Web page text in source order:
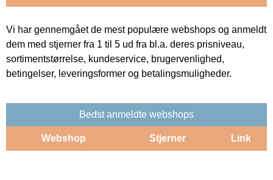
Vi har gennemgået de mest populære webshops og anmeldt
dem med stjerner fra 1 til 5 ud fra bl.a. deres prisniveau,
sortimentstørrelse, kundeservice, brugervenlighed,
betingelser, leveringsformer og betalingsmuligheder.
Bedst anmeldte webshops
Webshop Stjerner Link